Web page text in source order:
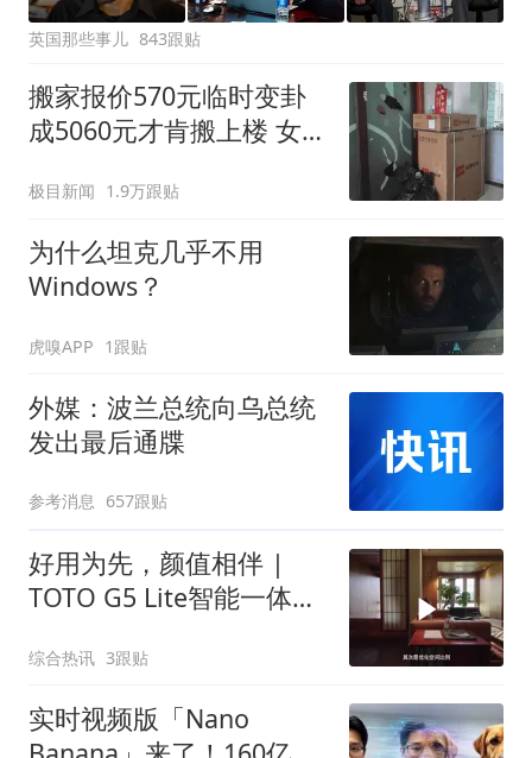
英国那些事儿 843跟贴
搬家报价570元临时变卦
成5060元才肯搬上楼 女子
极目新闻 1.9万跟贴
为什么坦克几乎不用
Windows？
虎嗅APP 1跟贴
外媒：波兰总统向乌总统
发出最后通牒
参考消息 657跟贴
好用为先，颜值相伴 |
TOTO G5 Lite智能一体型
感
综合热讯 3跟贴
实时视频版「Nano